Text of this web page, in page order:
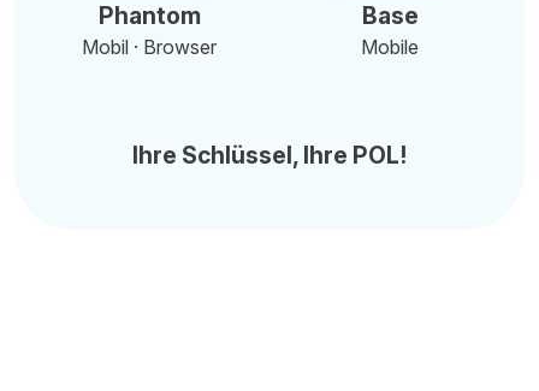
Phantom
Mobil · Browser
Base
Mobile
Ihre Schlüssel, Ihre POL!